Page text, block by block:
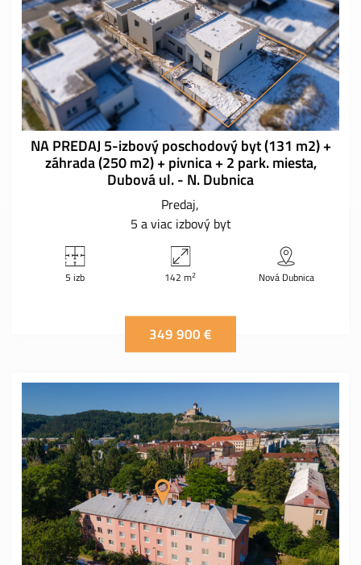
NA PREDAJ 5-izbový poschodový byt (131 m2) +
záhrada (250 m2) + pivnica + 2 park. miesta,
Dubová ul. - N. Dubnica
Predaj
5 a viac izbový byt
5 izb 142 m2 Nová Dubnica
349 900 €